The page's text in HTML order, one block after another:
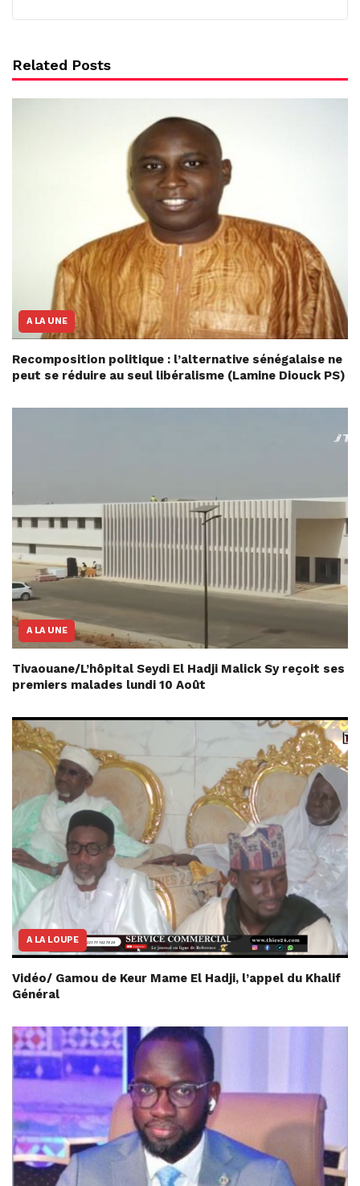
Related Posts
A LA UNE
Recomposition politique : l’alternative sénégalaise ne
peut se réduire au seul libéralisme (Lamine Diouck PS)
A LA UNE
Tivaouane/L’hôpital Seydi El Hadji Malick Sy reçoit ses
premiers malades lundi 10 Août
A LA LOUPE
Vidéo/ Gamou de Keur Mame El Hadji, l’appel du Khalif
Général